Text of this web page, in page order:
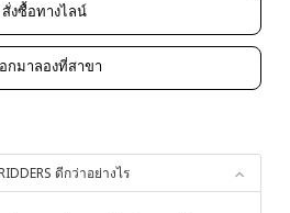
สั่งซื้อทางไลน์
กมาลองที่สาขา
ดีกว่าอย่างไร